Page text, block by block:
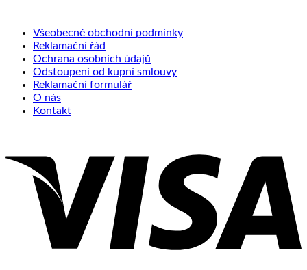
Všeobecné obchodní podmínky
Reklamační řád
Ochrana osobních údajů
Odstoupení od kupní smlouvy
Reklamační formulář
O nás
Kontakt